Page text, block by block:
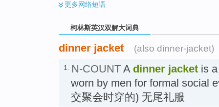
更多网络短语
柯林斯英汉双解大词典
dinner jacket (also dinner-jacket)
1. N-COUNT A dinner jacket is
worn by men for formal social
交聚会时穿的) 无尾礼服